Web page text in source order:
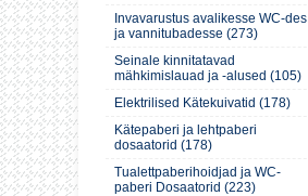
Invavarustus avalikesse WC-des
ja vannitubadesse (273)
Seinale kinnitatavad
mähkimislauad ja -alused (105)
Elektrilised Kätekuivatid (178)
Kätepaberi ja lehtpaberi
dosaatorid (178)
Tualettpaberihoidjad ja WC-
paberi Dosaatorid (223)